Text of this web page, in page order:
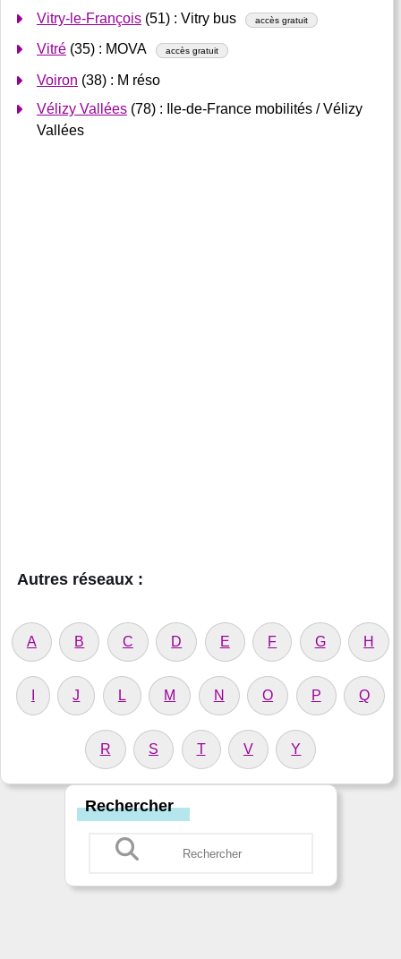
Vitry-le-François (51) : Vitry bus accès gratuit
Vitré (35) : MOVA accès gratuit
Voiron (38) : M réso
Vélizy Vallées (78) : Ile-de-France mobilités / Vélizy
Vallées
Autres réseaux :
A B C D E F G H
J L M N O P Q
R S T V Y
Rechercher